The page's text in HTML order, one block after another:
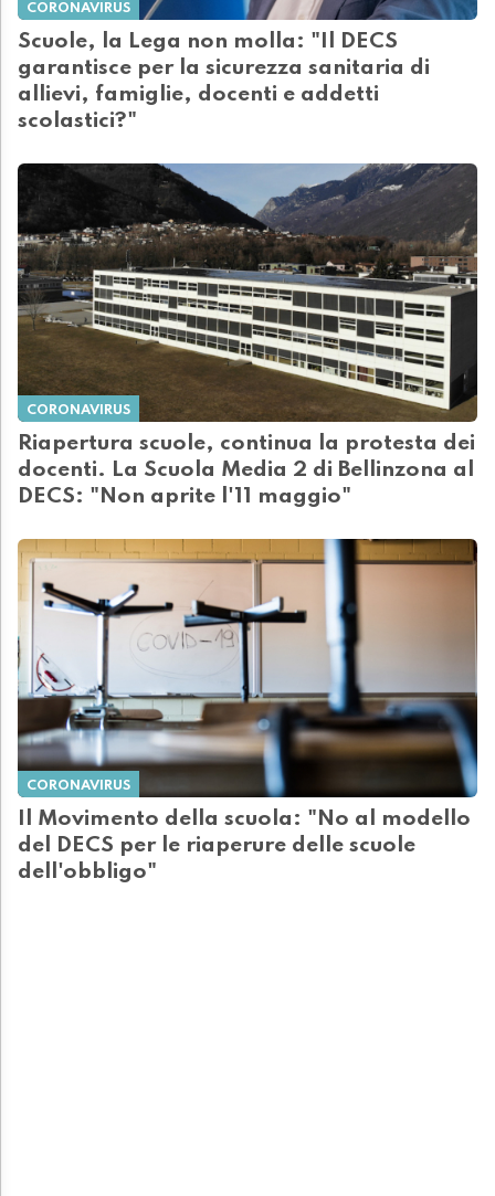
CORONAVIRUS
Scuole, la Lega non molla: "Il DECS
garantisce per la sicurezza sanitaria di
allievi, famiglie, docenti e addetti
scolastici?"
CORONAVIRUS
Riapertura scuole, continua la protesta dei
docenti. La Scuola Media 2 di Bellinzona al
DECS: "Non aprite l'11 maggio"
CORONAVIRUS
Il Movimento della scuola: "No al modello
del DECS per le riaperure delle scuole
dell'obbligo"